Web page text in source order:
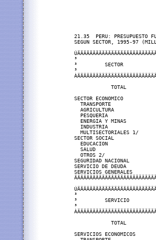
21.35  PERU: PRESUPUESTO
SEGUN SECTOR, 1995-97
³
³         SECTOR
³                           ³
TOTAL
SECTOR
TRANSPORTE
AGRICULTURA
PESQUERIA
ENERGIA Y MINAS
INDUSTRIA
MULTISECTORIALES 1/
SECTOR SOCIAL
EDUCACION
SALUD
OTROS 2/
SEGURIDAD
SERVICIO DE
SERVICIOS
³
³         SERVICIO
³
TOTAL
SERVICIOS